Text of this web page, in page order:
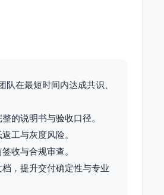
审计流程在交易日内完
标不劣化。
对账为准）。
固化）。
口、无重复。
在最短时间内达成共识、
的说明书与验收口径。
工与灰度风险。
收与合规审查。
，提升交付确定性与专业